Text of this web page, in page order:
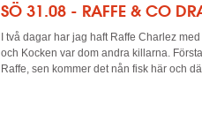
SÖ 31.08 - RAFFE & CO
I två dagar har jag haft Raffe Charlez
och Kocken var dom andra killarna.
Raffe, sen kommer det nån fisk här och